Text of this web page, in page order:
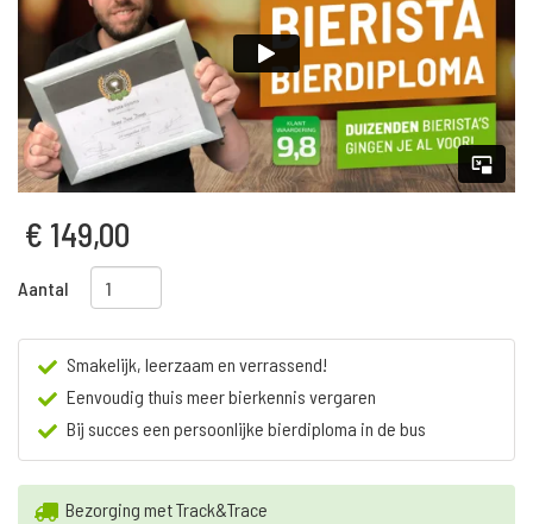
€ 149,00
Aantal
Smakelijk, leerzaam en verrassend!
Eenvoudig thuis meer bierkennis vergaren
Bij succes een persoonlijke bierdiploma in de bus
Bezorging met Track&Trace